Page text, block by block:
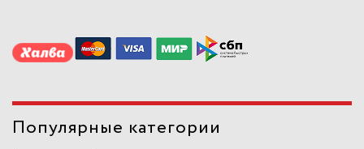
Популярные категории